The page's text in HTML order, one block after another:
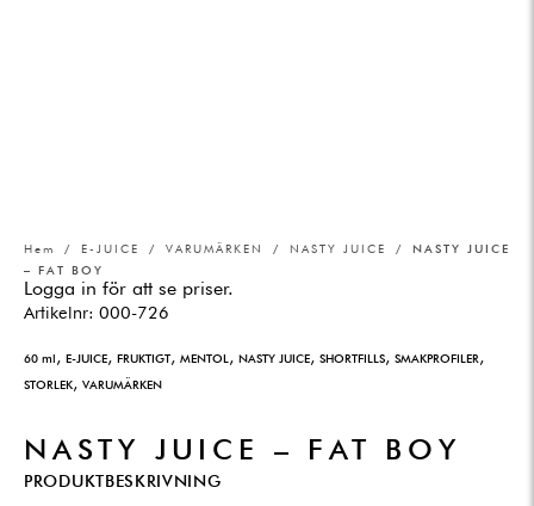
Hem / E-JUICE / VARUMÄRKEN / NASTY JUICE
/ NASTY JUICE
– FAT BOY
Logga in för att se priser.
Artikelnr: 000-726
60 ml , E-JUICE, FRUKTIGT, MENTOL , NASTY JUICE, SHORTFILLS, SMAKPROFILER ,
STORLEK, VARUMÄRKEN
NASTY JUICE – FAT BOY
PRODUKTBESKRIVNING